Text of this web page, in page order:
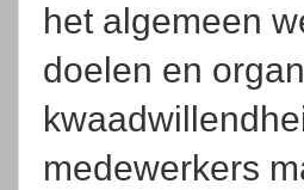
het algemeen
doelen en
medewerkers